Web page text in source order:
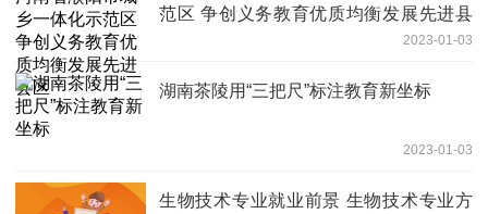
范区 争创义务教育优质均衡发展先进县
2023-01-03
湖南茶陵用“三把尺”标注教育新坐标
2023-01-03
生物技术专业就业前景 生物技术专业方